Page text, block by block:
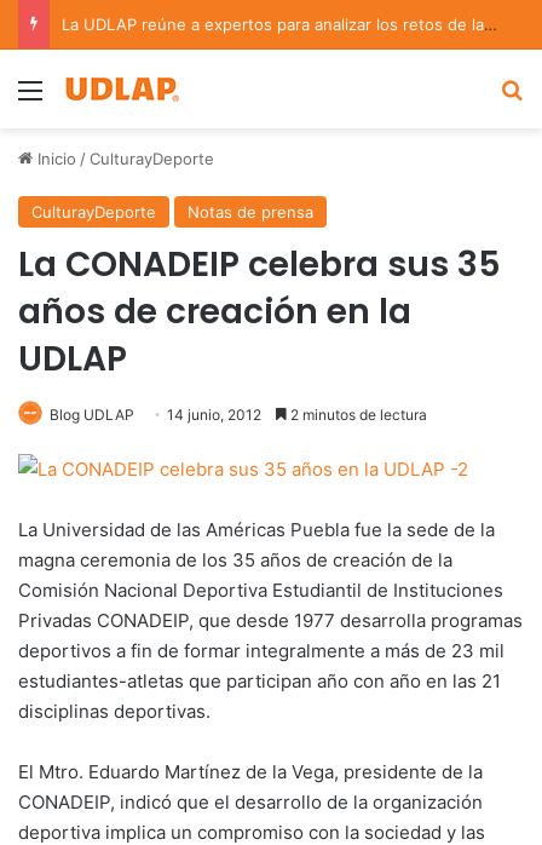
La UDLAP reúne a expertos para analizar los retos de la administración pública municipal
Menu
Inicio /CulturayDeporte
CulturayDeporte Notas de prensa
La CONADEIP celebra sus 35
años de creación en la
UDLAP
Blog UDLAP 14 junio, 2012 2 minutos de lectura
La Universidad de las Américas Puebla fue la sede de la
magna ceremonia de los 35 años de creación de la
Comisión Nacional Deportiva Estudiantil de Instituciones
Privadas CONADEIP, que desde 1977 desarrolla programas
deportivos a fin de formar integralmente a más de 23 mil
estudiantes-atletas que participan año con año en las 21
disciplinas deportivas.
El Mtro. Eduardo Martínez de la Vega, presidente de la
CONADEIP, indicó que el desarrollo de la organización
deportiva implica un compromiso con la sociedad y las